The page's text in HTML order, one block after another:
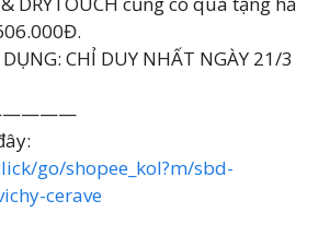
CHỈ DUY NHẤT NGÀY 21/3
go/shopee_kol?m/sbd-
cerave